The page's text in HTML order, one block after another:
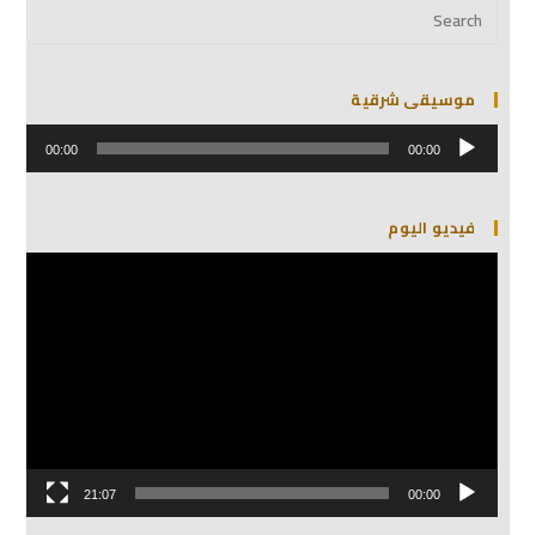
موسيقى شرقية
مشغل
الصوت 00:00
00:00
فيديو اليوم
مشغل
00:00
21:07